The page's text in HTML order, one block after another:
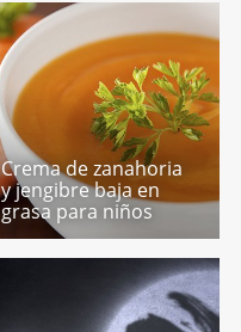
Crema de zanahoria
y jengibre baja en
grasa para niños